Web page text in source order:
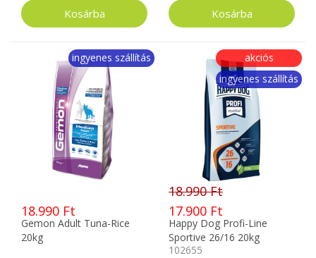
ingyenes szállítás
18.990 Ft
Gemon Adult Tuna-Rice
20kg
akciós
ingyenes szállítás
18.990 Ft
17.900 Ft
Happy Dog Profi-Line
Sportive 26/16 20kg
102655